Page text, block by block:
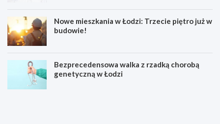
Nowe mieszkania w Łodzi: Trzecie piętro już w
budowie!
Bezprecedensowa walka z rzadką chorobą
genetyczną w Łodzi
T
T